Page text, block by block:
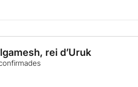
rei d’Uruk